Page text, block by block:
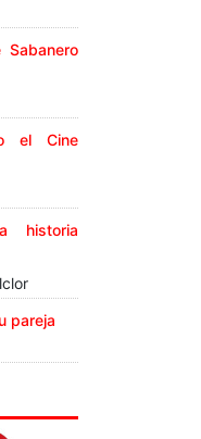
Sabanero
el Cine
historia
pareja